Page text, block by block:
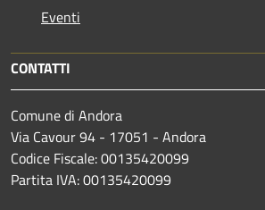
Eventi
CONTATTI
Comune di Andora
Via Cavour 94 - 17051 - Andora
Codice Fiscale: 00135420099
Partita IVA: 00135420099